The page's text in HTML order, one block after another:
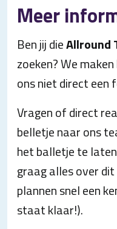
Meer
Ben jij dieAllround
zoeken? We
ons niet direct een
Vragen of direct
belletje naar ons
het balletje te
graag alles over
plannen snel een
staat klaar!).